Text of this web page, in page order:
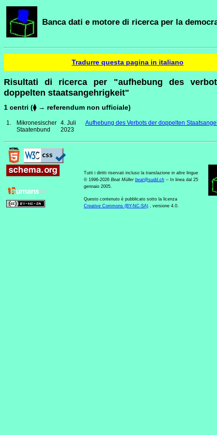
Banca dati e motore di ricerca per la
Tradurre questa pagina in italiano
Risultati di ricerca per "aufhebung des
doppelten staatsangehrigkeit"
1 centri (⧫ → referendum non ufficiale)
1.
Mikronesischer
Staatenbund
4. Juli
2023
Aufhebung des Verbots der doppelten
Tutti i diritti riservati incluso la translazione in altre lingue
© 1996-2026 Beat Müller beat@sudd.ch -- In linea dal 25
gennaio 2005.
Questo contenuto è pubblicato sotto la licenza
Creative Commons (BY-NC-SA) , versione 4.0.